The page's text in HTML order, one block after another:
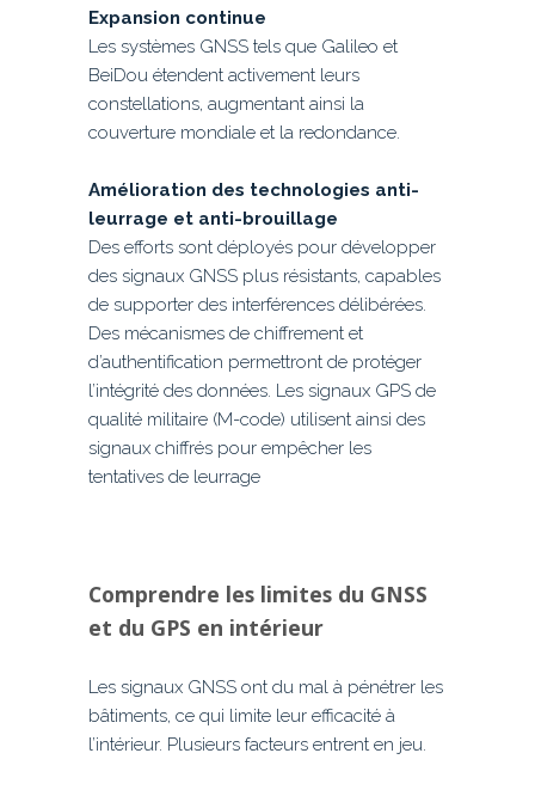
Expansion continue
Les systèmes GNSS tels que Galileo et
BeiDou étendent activement leurs
constellations, augmentant ainsi la
couverture mondiale et la redondance.
Amélioration des technologies anti-
leurrage et anti-brouillage
Des efforts sont déployés pour développer
des signaux GNSS plus résistants, capables
de supporter des interférences délibérées.
Des mécanismes de chiffrement et
d’authentification permettront de protéger
l’intégrité des données. Les signaux GPS de
qualité militaire (M-code) utilisent ainsi des
signaux chiffrés pour empêcher les
tentatives de leurrage
Comprendre les limites du GNSS
et du GPS en intérieur
Les signaux GNSS ont du mal à pénétrer les
bâtiments, ce qui limite leur efficacité à
l’intérieur. Plusieurs facteurs entrent en jeu.